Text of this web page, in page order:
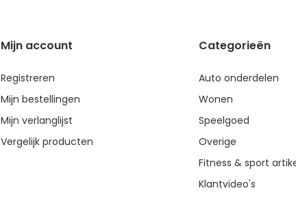
Mijn account
Registreren
Mijn bestellingen
Mijn verlanglijst
Vergelijk producten
Categorieën
Auto onderdelen
Wonen
Speelgoed
Overige
Fitness & sport
Klantvideo's